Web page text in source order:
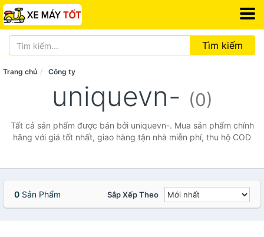
Tìm kiếm
Trang chủ Công ty
uniquevn- (0)
Tất cả sản phẩm được bán bởi uniquevn-. Mua sản phẩm chính
hãng với giá tốt nhất, giao hàng tận nhà miễn phí, thu hộ COD
0 Sản Phẩm Sắp Xếp Theo